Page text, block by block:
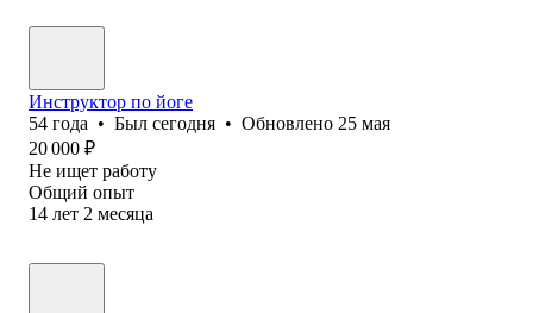
Инструктор по йоге
54 года • Был сегодня • Обновлено 25 мая
20 000 ₽
Не ищет работу
Общий опыт
14 лет 2 месяца